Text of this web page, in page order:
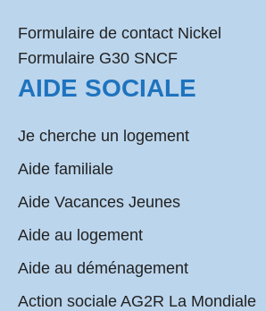
Formulaire de contact Nickel
Formulaire G30 SNCF
AIDE SOCIALE
Je cherche un logement
Aide familiale
Aide Vacances Jeunes
Aide au logement
Aide au déménagement
Action sociale AG2R La Mondiale